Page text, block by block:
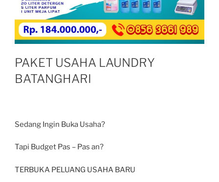
PAKET USAHA LAUNDRY
BATANGHARI
Sedang Ingin Buka Usaha?
Tapi Budget Pas – Pas an?
TERBUKA PELUANG USAHA BARU